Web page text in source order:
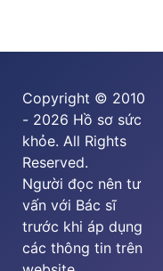
Copyright © 2010
- 2026 Hồ sơ sức
khỏe. All Rights
Reserved.
Người đọc nên tư
vấn với Bác sĩ
trước khi áp dụng
các thông tin trên